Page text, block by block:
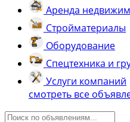
Аренда
Стройматериалы
Оборудование
Спецтехника и
Услуги компаний
смотреть все